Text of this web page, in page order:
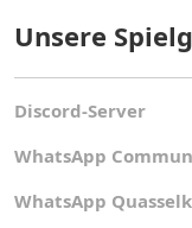
Unsere
Discord-Server
WhatsApp
WhatsApp